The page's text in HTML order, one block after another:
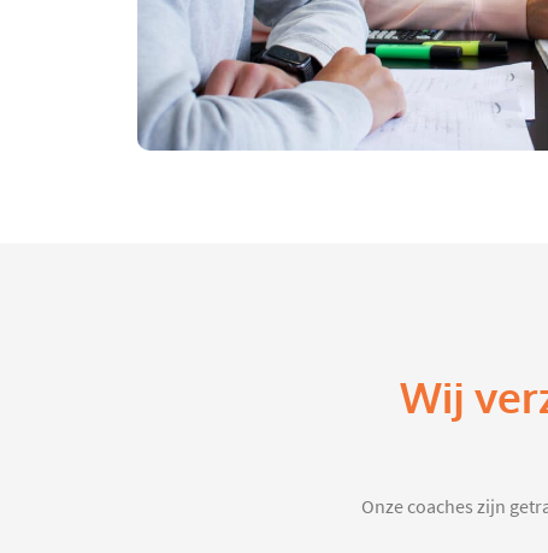
Wij
Onze coaches zijn